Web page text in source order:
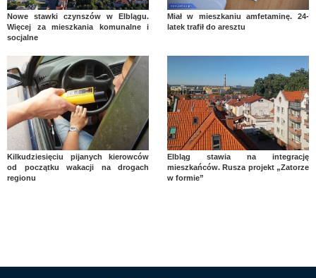
Nowe stawki czynszów w Elblągu.
Więcej za mieszkania komunalne i
socjalne
Miał w mieszkaniu amfetaminę. 24-
latek trafił do aresztu
Kilkudziesięciu pijanych kierowców
od początku wakacji na drogach
regionu
Elbląg stawia na integrację
mieszkańców. Rusza projekt „Zatorze
w formie”